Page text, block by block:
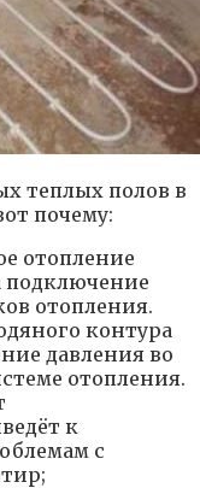
теплых полов в
почему:
отопление
подключение
отопления.
контура
давления во
отопления.
к
с